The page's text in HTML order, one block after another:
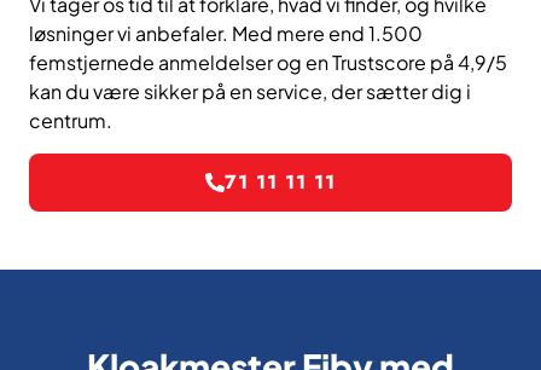
løsninger vi anbefaler. Med mere end 1.500
femstjernede anmeldelser og en Trustscore på 4,9/5
kan du være sikker på en service, der sætter dig i
centrum.
71 11 11 11